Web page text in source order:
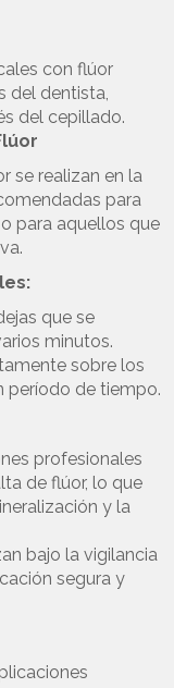
con flúor
del dentista,
del cepillado.
se realizan en la
para
para aquellos que
que se
minutos.
sobre los
período de tiempo.
profesionales
de flúor, lo que
y la
bajo la vigilancia
segura y